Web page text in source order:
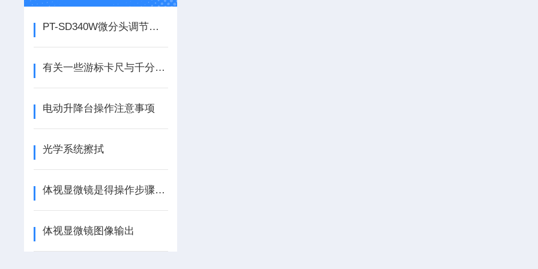
PT-SD340W微分头调节一维手动角位台简介
有关一些游标卡尺与千分尺的使用方法
电动升降台操作注意事项
光学系统擦拭
体视显微镜是得操作步骤及特点
体视显微镜图像输出